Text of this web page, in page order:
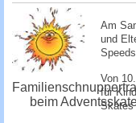
beim
Am
und
Von
für
Skates